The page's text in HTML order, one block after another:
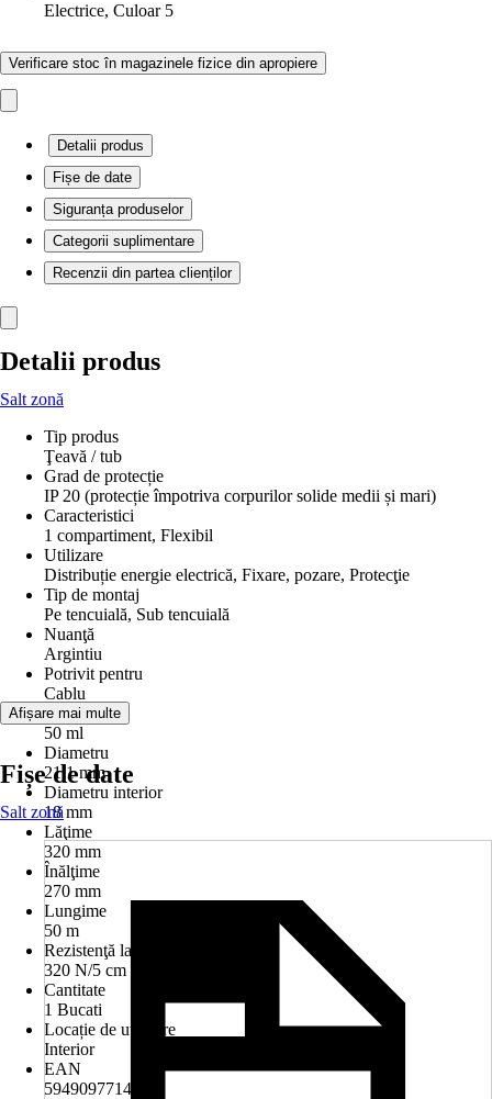
Electrice, Culoar 5
Verificare stoc în magazinele fizice din apropiere
Detalii produs
Fișe de date
Siguranța produselor
Categorii suplimentare
Recenzii din partea clienților
Detalii produs
Salt zonă
Tip produs
Ţeavă / tub
Grad de protecție
IP 20 (protecție împotriva corpurilor solide medii și mari)
Caracteristici
1 compartiment, Flexibil
Utilizare
Distribuție energie electrică, Fixare, pozare, Protecţie
Tip de montaj
Pe tencuială, Sub tencuială
Nuanţă
Argintiu
Potrivit pentru
Cablu
Dimensiune
50 ml
Diametru
21,1 mm
Diametru interior
18 mm
Lăţime
320 mm
Înălţime
270 mm
Lungime
50 m
Rezistenţă la compresiune
320 N/5 cm
Cantitate
1 Bucati
Locație de utilizare
Interior
EAN
5949097714740
Afișare mai multe
Fișe de date
Salt zonă